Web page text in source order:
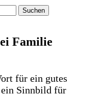
Familie
für ein gutes
Sinnbild für